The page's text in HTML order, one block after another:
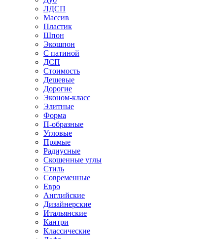
ЛДСП
Массив
Пластик
Шпон
Экошпон
С патиной
ДСП
Стоимость
Дешевые
Дорогие
Эконом-класс
Элитные
Форма
П-образные
Угловые
Прямые
Радиусные
Скошенные углы
Стиль
Современные
Евро
Английские
Дизайнерские
Итальянские
Кантри
Классические